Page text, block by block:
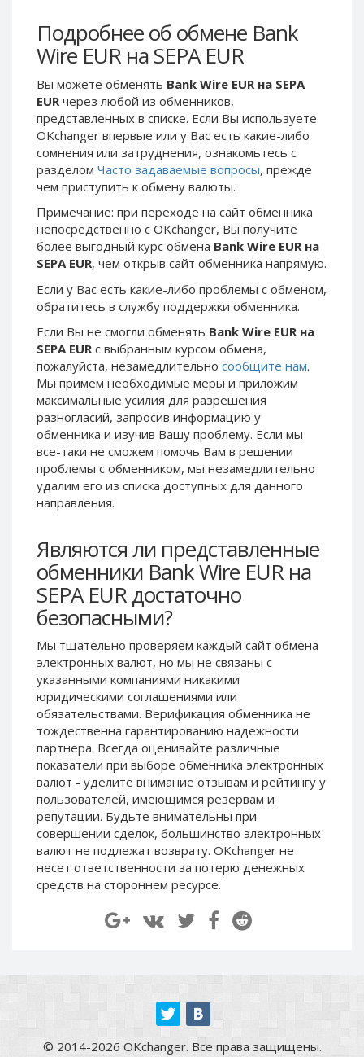
Подробнее об обмене Bank
Wire EUR на SEPA EUR
Вы можете обменять Bank Wire EUR на SEPA
EUR через любой из обменников,
представленных в списке. Если Вы используете
OKchanger впервые или у Вас есть какие-либо
сомнения или затруднения, ознакомьтесь с
разделом Часто задаваемые вопросы, прежде
чем приступить к обмену валюты.
Примечание: при переходе на сайт обменника
непосредственно c OKchanger, Вы получите
более выгодный курс обмена Bank Wire EUR на
SEPA EUR, чем открыв сайт обменника напрямую.
Если у Вас есть какие-либо проблемы с обменом,
обратитесь в службу поддержки обменника.
Если Вы не смогли обменять Bank Wire EUR на
SEPA EURс выбранным курсом обмена,
пожалуйста, незамедлительно сообщите нам.
Мы примем необходимые меры и приложим
максимальные усилия для разрешения
разногласий, запросив информацию у
обменника и изучив Вашу проблему. Если мы
все-таки не сможем помочь Вам в решении
проблемы c обменником, мы незамедлительно
удалим его из списка доступных для данного
направления.
Являются ли представленные
обменники Bank Wire EUR на
SEPA EUR достаточно
безопасными?
Мы тщательно проверяем каждый сайт обмена
электронных валют, но мы не связаны c
указанными компаниями никакими
юридическими соглашениями или
обязательствами. Верификация обменника не
тождественна гарантированию надежности
партнера. Всегда оценивайте различные
показатели при выборе обменника электронных
валют - уделите внимание отзывам и рейтингу у
пользователей, имеющимся резервам и
репутации. Будьте внимательны при
совершении сделок, большинство электронных
валют не подлежат возврату. OKchanger не
несет ответственности за потерю денежных
средств на стороннем ресурсе.
Skril USD
Skril EUR
Skril INR
Skril PLN
Skril GBP
Skril AUD
Skril NOK
Paxum USD
Paxum EUR
Epay USD
Epay EUR
Phone Balance UAH
Phone Balance AMD
Neteller USD
Neteller EUR
Neteller INR
Neteller PLN
Neteller GBP
Neteller NOK
PaySera USD
PaySera EUR
PaySera PLN
UnionPay CNY
Paymer USD
Paymer RUB
Paymer UAH
Capitalist USD
Capitalist RUB
Capitalist EUR
Payoneer USD
Payoneer EUR
Revolut Binance USD
(BUSD)
Global24 UAH
Piastrix RUB
Piastrix EUR
Skril USD
Skril EUR
Skril INR
Skril GBP
Skril AUD
Skril NOK
Paxum USD
Paxum EUR
Epay USD
Epay EUR
Phone Balance UAH
Phone Balance AMD
Neteller USD
Neteller EUR
Neteller INR
Neteller PLN
Neteller GBP
PaySera USD
PaySera EUR
UnionPay CNY
Paymer USD
Paymer RUB
Paymer UAH
Capitalist USD
Capitalist RUB
Capitalist EUR
Payoneer USD
Payoneer EUR
Revolut Binance USD
(BUSD)
Revolut USD
Piastrix USD
Piastrix EUR
© 2014-2026 OKchanger. Все права защищены.